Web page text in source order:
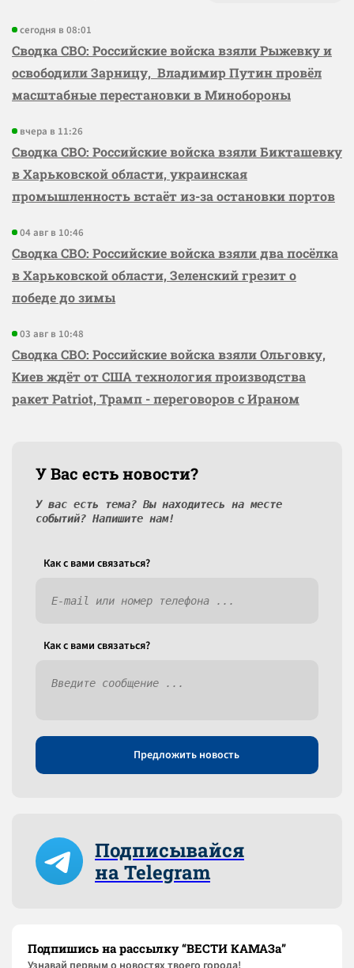
сегодня в 08:01
Сводка СВО: Российские войска взяли Рыжевку и
освободили Зарницу, Владимир Путин провёл
масштабные перестановки в Минобороны
вчера в 11:26
Сводка СВО: Российские войска взяли Бикташевку
в Харьковской области, украинская
промышленность встаёт из-за остановки портов
04 авг в 10:46
Сводка СВО: Российские войска взяли два посёлка
в Харьковской области, Зеленский грезит о
победе до зимы
03 авг в 10:48
Сводка СВО: Российские войска взяли Ольговку,
Киев ждёт от США технология производства
ракет Patriot, Трамп - переговоров с Ираном
У Вас есть новости?
У вас есть тема? Вы находитесь на месте
событий? Напишите нам!
Как c вами связаться?
Как c вами связаться?
Предложить новость
Подписывайся
на Telegram
Подпишись на рассылку “ВЕСТИ КАМАЗа”